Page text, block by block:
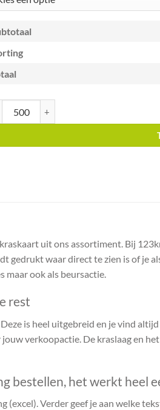
uit ons assortiment. Bij
waar direct te zien is of je
ook als beursactie.
rest
is heel uitgebreid en je vind
verkoopactie. De kraslaag en
bestellen, het werkt heel
Verder geef je aan welke